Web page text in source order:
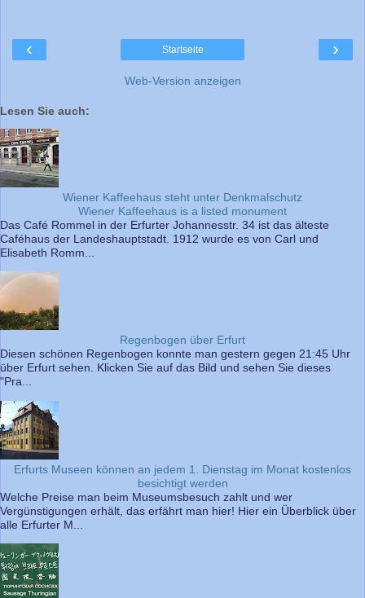
‹ ›
Startseite
Web-Version anzeigen
Lesen Sie auch:
Wiener Kaffeehaus steht unter Denkmalschutz
Wiener Kaffeehaus is a listed monument
Das Café Rommel in der Erfurter Johannesstr. 34 ist das älteste
Caféhaus der Landeshauptstadt. 1912 wurde es von Carl und
Elisabeth Romm...
Regenbogen über Erfurt
Diesen schönen Regenbogen konnte man gestern gegen 21:45 Uhr
über Erfurt sehen. Klicken Sie auf das Bild und sehen Sie dieses
"Pra...
Erfurts Museen können an jedem 1. Dienstag im Monat kostenlos
besichtigt werden
Welche Preise man beim Museumsbesuch zahlt und wer
Vergünstigungen erhält, das erfährt man hier! Hier ein Überblick über
alle Erfurter M...